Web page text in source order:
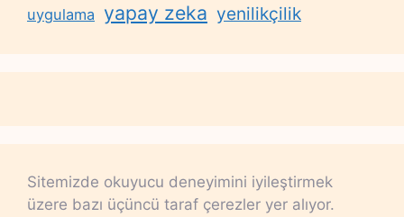
uygulama yapay zeka yenilikçilik
Sitemizde okuyucu deneyimini iyileştirmek
üzere bazı üçüncü taraf çerezler yer alıyor.